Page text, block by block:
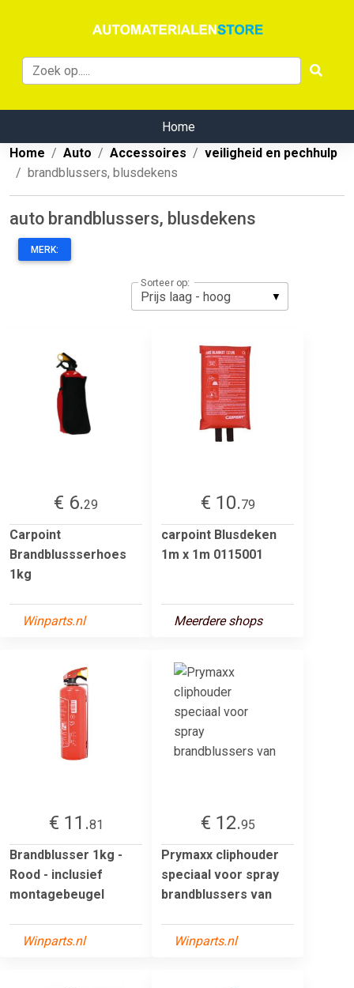
Home
Home
Auto Accessoires
veiligheid en pechhulp
brandblussers, blusdekens
auto brandblussers, blusdekens
MERK:
Sorteer op:
€ 6.29
Carpoint
Brandblussserhoes
1kg
Winparts.nl
€ 10.79
carpoint Blusdeken
1m x 1m 0115001
Meerdere shops
€ 11.81
Brandblusser 1kg -
Rood - inclusief
montagebeugel
Winparts.nl
€ 12.95
Prymaxx cliphouder
speciaal voor spray
brandblussers van
Winparts.nl